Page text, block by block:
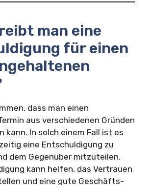
man eine
für einen
dass man einen
aus verschiedenen Gründen
kann. In solch einem Fall ist es
eine Entschuldigung zu
dem Gegenüber mitzuteilen.
kann helfen, das Vertrauen
und eine gute Geschäfts-